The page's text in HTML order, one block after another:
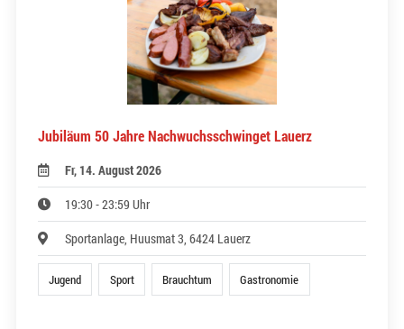
Jubiläum 50 Jahre Nachwuchsschwinget Lauerz
Fr, 14. August 2026
19:30 - 23:59 Uhr
Sportanlage, Huusmat 3, 6424 Lauerz
Jugend Sport Brauchtum Gastronomie